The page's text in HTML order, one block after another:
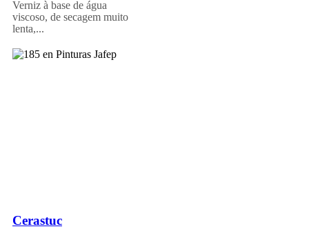
Verniz à base de água
viscoso, de secagem muito
lenta,...
Cerastuc